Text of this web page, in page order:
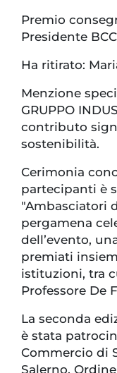
Premio
Presidente
Ha ritirato:
Menzione
GRUPPO
contributo
sostenibilità.
Cerimonia
partecipanti è
"Ambasciatori
pergamena
dell’evento,
premiati
istituzioni, tra
Professore De
La seconda
è stata
Commercio di
Salerno,